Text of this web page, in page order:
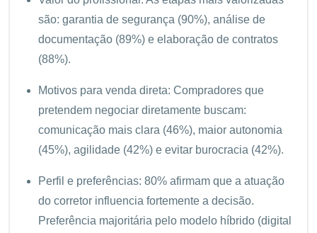
são: garantia de segurança (90%), análise de
documentação (89%) e elaboração de contratos
(88%).
Motivos para venda direta: Compradores que
pretendem negociar diretamente buscam:
comunicação mais clara (46%), maior autonomia
(45%), agilidade (42%) e evitar burocracia (42%).
Perfil e preferências: 80% afirmam que a atuação
do corretor influencia fortemente a decisão.
Preferência majoritária pelo modelo híbrido (digital